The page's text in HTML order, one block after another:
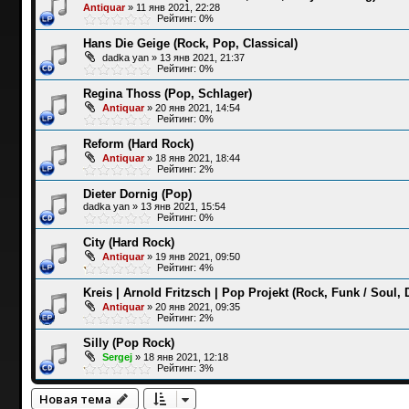
Antiquar» 11 янв 2021, 22:28
Рейтинг: 0%
Hans Die Geige (Rock, Pop, Classical)
dadka yan» 13 янв 2021, 21:37
Рейтинг: 0%
Regina Thoss (Pop, Schlager)
Antiquar» 20 янв 2021, 14:54
Рейтинг: 0%
Reform (Hard Rock)
Antiquar» 18 янв 2021, 18:44
Рейтинг: 2%
Dieter Dornig (Pop)
dadka yan» 13 янв 2021, 15:54
Рейтинг: 0%
City (Hard Rock)
Antiquar» 19 янв 2021, 09:50
Рейтинг: 4%
Kreis | Arnold Fritzsch | Pop Projekt (Rock, Funk / Soul,
Antiquar» 20 янв 2021, 09:35
Рейтинг: 2%
Silly (Pop Rock)
Sergej» 18 янв 2021, 12:18
Рейтинг: 3%
Новая тема